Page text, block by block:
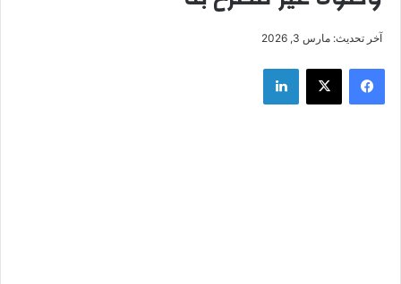
آخر تحديث: مارس 3, 2026
فيسبوك ‫X لينكدإن